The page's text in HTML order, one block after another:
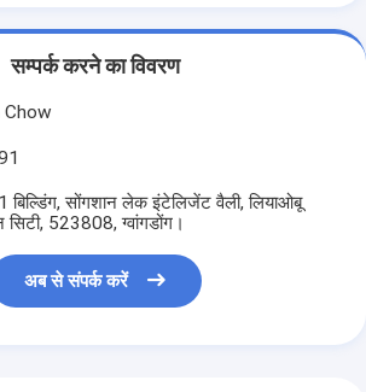
सम्पर्क करने का विवरण
Chow
बिल्डिंग, सोंगशान लेक इंटेलिजेंट वैली, लियाओबू
523808, ग्वांगडोंग।
अब से संपर्क करें